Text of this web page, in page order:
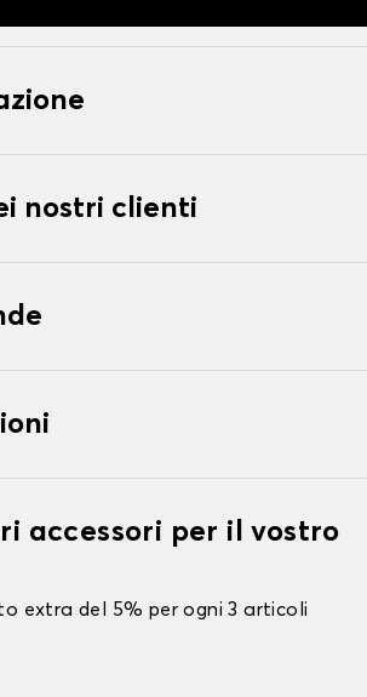
nostri clienti
accessori per il vostro
extra del 5% per ogni 3 articoli